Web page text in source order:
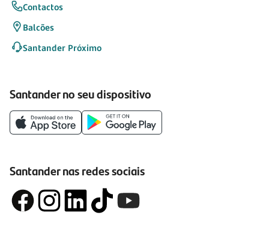
Contactos
Balcões
Santander Próximo
Santander no seu dispositivo
Santander nas redes sociais